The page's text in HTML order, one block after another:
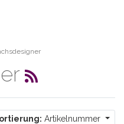
Artikelnummer